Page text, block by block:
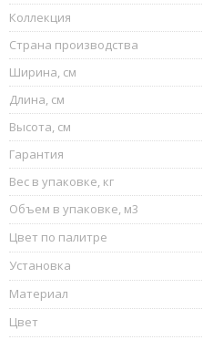
Коллекция
Страна производства
Ширина, см
Длина, см
Высота, см
Гарантия
Вес в упаковке, кг
Объем в упаковке, м3
Цвет по палитре
Установка
Материал
Цвет